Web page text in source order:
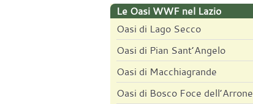
Le Oasi WWF nel Lazio
Oasi di Lago Secco
Oasi di Pian Sant’Angelo
Oasi di Macchiagrande
Oasi di Bosco Foce dell’Arrone